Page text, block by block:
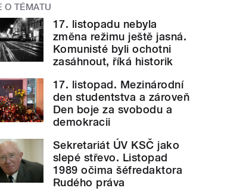
O TÉMATU
17. listopadu nebyla
změna režimu ještě jasná.
Komunisté byli ochotni
zasáhnout, říká historik
17. listopad. Mezinárodní
den studentstva a zároveň
Den boje za svobodu a
demokracii
Sekretariát ÚV KSČ jako
slepé střevo. Listopad
1989 očima šéfredaktora
Rudého práva